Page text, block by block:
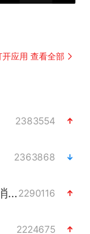
开应用 查看全部
2383554
2363868
以“新”破局 首发经济点亮城市消费活力2290116
2224675